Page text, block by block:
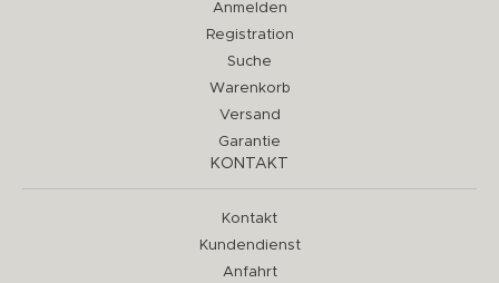
Anmelden
Registration
Suche
Warenkorb
Versand
Garantie
KONTAKT
Kontakt
Kundendienst
Anfahrt